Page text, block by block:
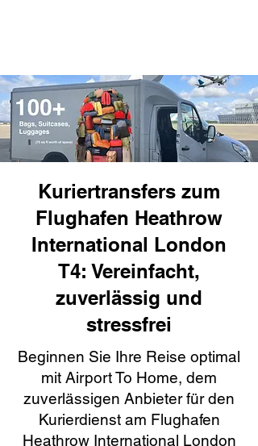
Kuriertransfers zum
Flughafen Heathrow
International London
T4: Vereinfacht,
zuverlässig und
stressfrei
Beginnen Sie Ihre Reise optimal
mit Airport To Home, dem
zuverlässigen Anbieter für den
Kurierdienst am Flughafen
Heathrow International London